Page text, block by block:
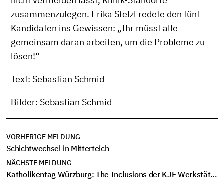
zusammenzulegen. Erika Stelzl redete den fünf
Kandidaten ins Gewissen: „Ihr müsst alle
gemeinsam daran arbeiten, um die Probleme zu
lösen!“
Text: Sebastian Schmid
Bilder: Sebastian Schmid
VORHERIGE MELDUNG
Schichtwechsel in Mitterteich
NÄCHSTE MELDUNG
Katholikentag Würzburg: The Inclusions der KJF Werkstätten zeigen musikalische Inklusion live